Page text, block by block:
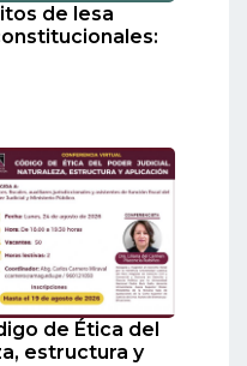
de lesa
de Ética del
estructura y